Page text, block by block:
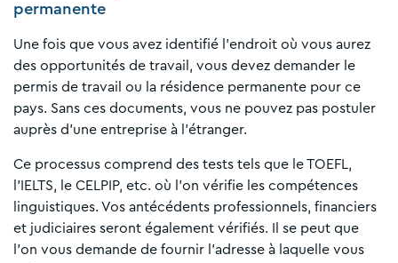
permanente
Une fois que vous avez identifié l'endroit où vous aurez
des opportunités de travail, vous devez demander le
permis de travail ou la résidence permanente pour ce
pays. Sans ces documents, vous ne pouvez pas postuler
auprès d'une entreprise à l'étranger.
Ce processus comprend des tests tels que le TOEFL,
l'IELTS, le CELPIP, etc. où l'on vérifie les compétences
linguistiques. Vos antécédents professionnels, financiers
et judiciaires seront également vérifiés. Il se peut que
l'on vous demande de fournir l'adresse à laquelle vous